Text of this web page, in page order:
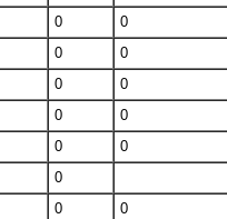
0 0
0 0
0 0
0 0
0 0
0
0 0